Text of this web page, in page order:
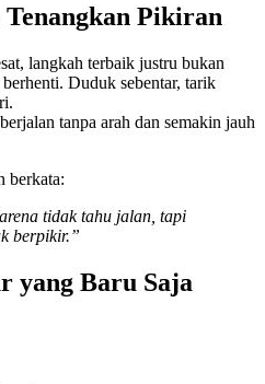
Pikiran
langkah terbaik justru bukan
Duduk sebentar, tarik
tanpa arah dan semakin jauh
berkata:
tidak tahu jalan, tapi
berpikir.”
yang Baru Saja